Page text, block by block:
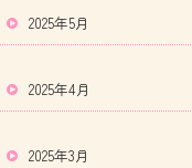
2025年5月
2025年4月
2025年3月